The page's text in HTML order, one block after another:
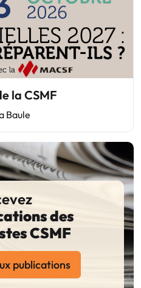
la CSMF
Baule
des
CSMF
publications